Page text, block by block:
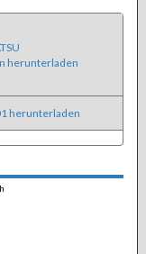
herunterladen
herunterladen